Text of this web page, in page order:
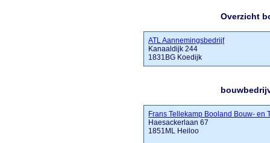
Overzicht
ATL Aannemingsbedrijf
Kanaaldijk 244
1831BG Koedijk
Frans Tellekamp Booland Bouw- en
Haesackerlaan 67
1851ML Heiloo